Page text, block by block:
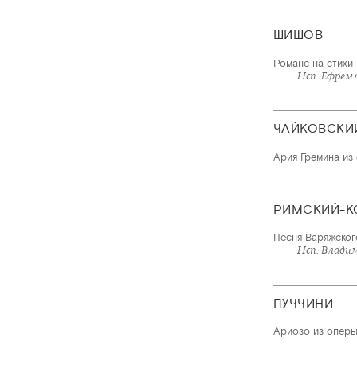
ШИШОВ
Романс на
Исп. Ефрем
Ария Гремина
РИМСКИЙ-
Песня
Исп.
ПУЧЧИНИ
Ариозо из